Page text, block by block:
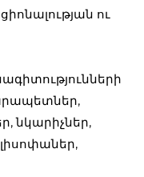
ու
նկարիչներ,